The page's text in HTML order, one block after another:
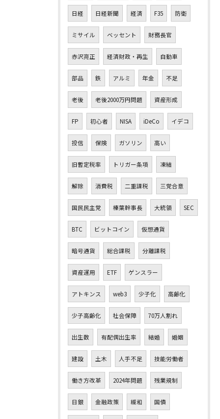
日経 日経新聞 経済 F35 防衛
ミサイル ベッセント 財務長官
赤沢亮正 経済財政・再生 自動車
部品 鉄 アルミ 年金 不足
老後 老後2000万円問題 資産形成
FP 初心者 NISA iDeCo イデコ
投信 保険 ガソリン 高い
旧暫定税率 トリガー条項 凍結
解除 消費税 二重課税 三党合意
国民民主党 榛葉幹事長 大統領 SEC
BTC ビットコイン 仮想通貨
暗号通貨 総合課税 分離課税
資産運用 ETF ゲンスラー
アトキンス web3 少子化 高齢化
少子高齢化 社会保障 70万人割れ
出生数 有配偶出生率 結婚 婚姻
建設 土木 人手不足 技能労働者
働き方改革 2024年問題 残業規制
日銀 金融政策 緩和 国債